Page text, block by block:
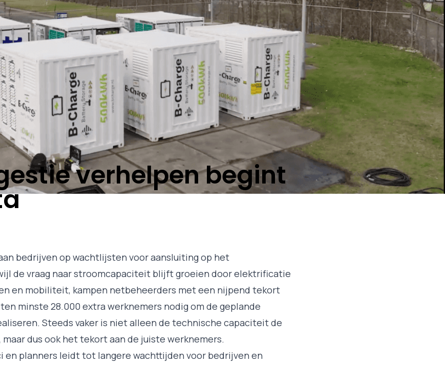
verhelpen begint
bedrijven op wachtlijsten voor aansluiting op het
de vraag naar stroomcapaciteit blijft groeien door elektrificatie
en mobiliteit, kampen netbeheerders met een nijpend tekort
minste 28.000 extra werknemers nodigom de geplande
Steeds vaker is niet alleen de technische capaciteit de
dus ook het tekort aan de juiste werknemers.
en planners leidt tot langere wachttijden voor bedrijven en